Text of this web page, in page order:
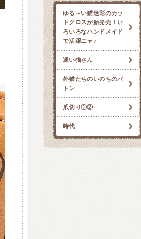
ゆる～い猫迷彩のカッ
トクロスが新発売！い
ろいろなハンドメイド
で活躍ニャ♪
通い猫さん
外猫たちのいのちのバ
トン
爪切り①②
時代